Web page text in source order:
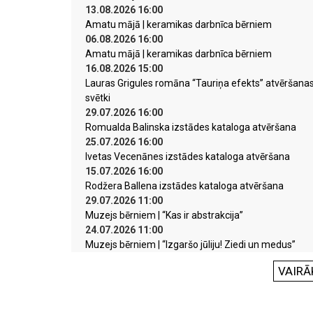
13.08.2026 16:00
Amatu mājā | keramikas darbnīca bērniem
06.08.2026 16:00
Amatu mājā | keramikas darbnīca bērniem
16.08.2026 15:00
Lauras Grigules romāna “Tauriņa efekts”
svētki
29.07.2026 16:00
Romualda Balinska izstādes kataloga atvēršana
25.07.2026 16:00
Ivetas Vecenānes izstādes kataloga atvēršana
15.07.2026 16:00
Rodžera Ballena izstādes kataloga atvēršana
29.07.2026 11:00
Muzejs bērniem | “Kas ir abstrakcija”
24.07.2026 11:00
Muzejs bērniem | “Izgaršo jūliju! Ziedi un medus”